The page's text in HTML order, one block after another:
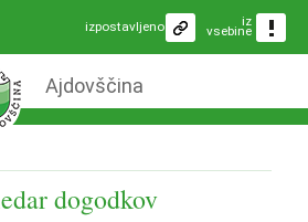
iz
vsebine
izpostavljeno
Ajdovščina
dogodkov